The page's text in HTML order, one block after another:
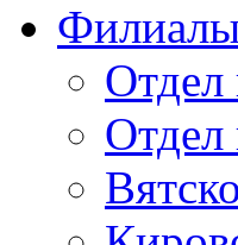
Отдел